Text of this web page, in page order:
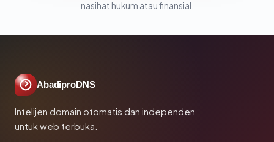
nasihat hukum atau finansial.
AbadiproDNS
Intelijen domain otomatis dan independen
untuk web terbuka.